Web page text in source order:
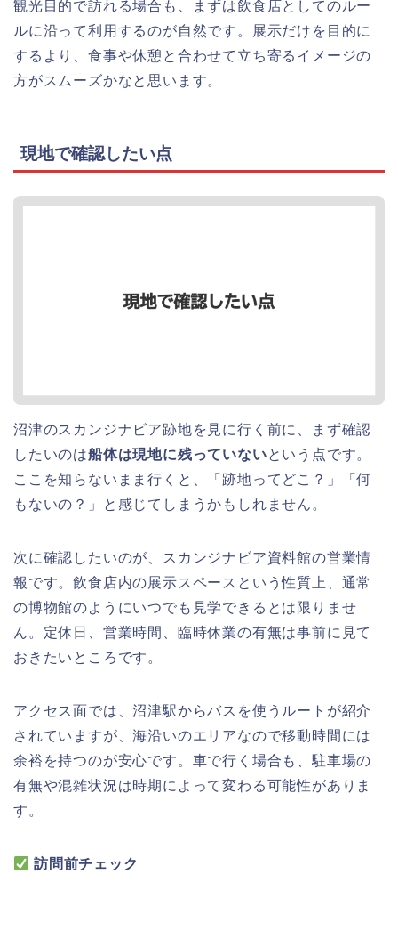
観光目的で訪れる場合も、まずは飲食店としてのルー
ルに沿って利用するのが自然です。展示だけを目的に
するより、食事や休憩と合わせて立ち寄るイメージの
方がスムーズかなと思います。
現地で確認したい点
沼津のスカンジナビア跡地を見に行く前に、まず確認
したいのは船体は現地に残っていないという点です。
ここを知らないまま行くと、「跡地ってどこ？」「何
もないの？」と感じてしまうかもしれません。
次に確認したいのが、スカンジナビア資料館の営業情
報です。飲食店内の展示スペースという性質上、通常
の博物館のようにいつでも見学できるとは限りませ
ん。定休日、営業時間、臨時休業の有無は事前に見て
おきたいところです。
アクセス面では、沼津駅からバスを使うルートが紹介
されていますが、海沿いのエリアなので移動時間には
余裕を持つのが安心です。車で行く場合も、駐車場の
有無や混雑状況は時期によって変わる可能性がありま
す。
訪問前チェック